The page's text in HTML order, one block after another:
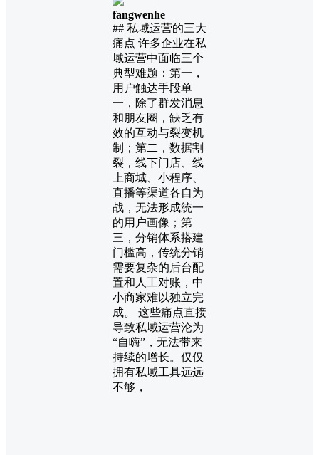
fangwenhe
## 私域运营的三大
痛点 许多企业在私
域运营中面临三个
典型难题：第一，
用户触达手段单
一，除了群发消息
和朋友圈，缺乏有
效的互动与裂变机
制；第二，数据割
裂，线下门店、线
上商城、小程序、
直播等渠道各自为
战，无法形成统一
的用户画像；第
三，分销体系搭建
门槛高，传统分销
需要复杂的后台配
置和人工对账，中
小商家难以独立完
成。 这些痛点直接
导致私域运营沦为
“自嗨”，无法带来
持续的增长。仅仅
拥有私域工具远远
不够，